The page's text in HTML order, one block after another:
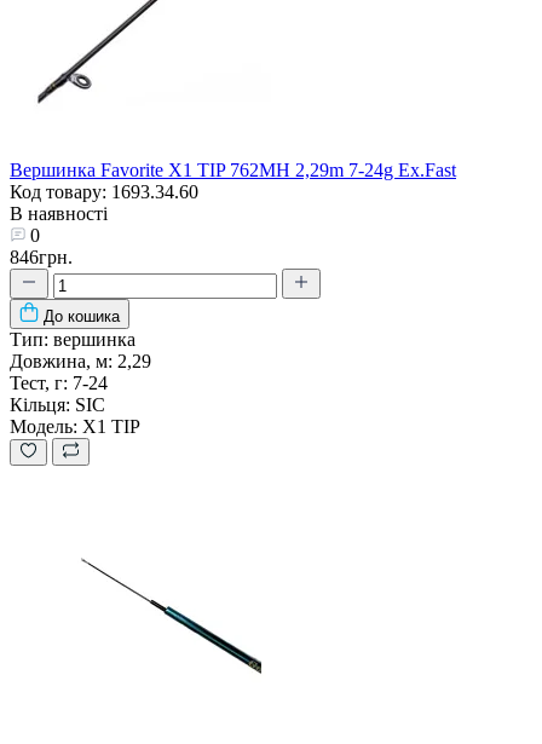
Вершинка Favorite X1 TIP 762MH 2,29m 7-24g Ex.Fast
Код товару: 1693.34.60
В наявності
0
846грн.
До кошика
Тип: вершинка
Довжина, м: 2,29
Тест, г: 7-24
Кільця: SIC
Модель: X1 TIP